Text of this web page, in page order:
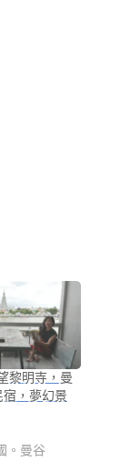
黎明寺，曼
，夢幻景
。曼谷